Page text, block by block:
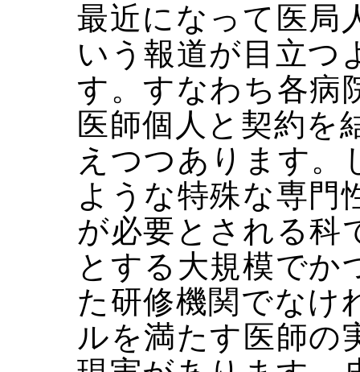
最近になって医局
いう報道が目立つ
す。すなわち各病
医師個人と契約を
えつつあります。
ような特殊な専門
が必要とされる科
とする大規模でか
た研修機関でなけ
ルを満たす医師の